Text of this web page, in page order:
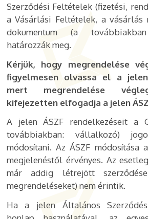
Szerződési Feltételek (fizetési,
a Vásárlási Feltételek, a vásárlás
dokumentum (a
határozzák meg.
Kérjük, hogy megrendelése
figyelmesen olvassa el a
mert megrendelése
kifejezetten elfogadja a jelen
A jelen ÁSZF rendelkezéseit a
továbbiakban: vállalkozó)
módosítani. Az ÁSZF módosítása
megjelenéstől érvényes. Az
már addig létrejött
megrendeléseket) nem érintik.
Ha a jelen Általános